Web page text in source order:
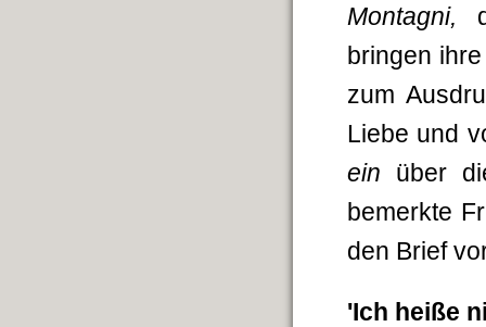
Montagni,
bringen
zum
Liebe und
ein über
bemerkte
den Brief
'Ich heiße